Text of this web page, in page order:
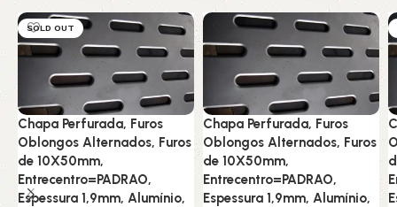
SOLD OUT
Chapa Perfurada, Furos
Oblongos Alternados, Furos
de 10X50mm,
Entrecentro=PADRAO,
Espessura 1,9mm, Alumínio,
Chapa Perfurada, Furos
Oblongos Alternados, Furos
de 10X50mm,
Entrecentro=PADRAO,
Espessura 1,9mm, Alumínio,